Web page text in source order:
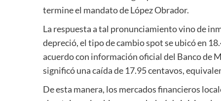
termine el mandato de López Obrador.
La respuesta a tal pronunciamiento vino de
depreció, el tipo de cambio spot se ubicó en
acuerdo con información oficial del Banco de
significó una caída de 17.95 centavos,
De esta manera, los mercados financieros